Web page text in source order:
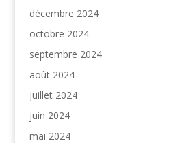
décembre 2024
octobre 2024
septembre 2024
août 2024
juillet 2024
juin 2024
mai 2024